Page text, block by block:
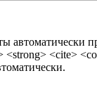
автоматически
<cite>